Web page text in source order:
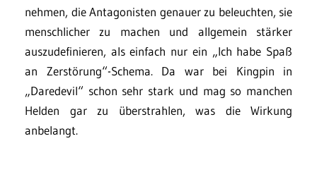
nehmen, die Antagonisten genauer zu beleuchten, sie
menschlicher zu machen und allgemein stärker
auszudefinieren, als einfach nur ein „Ich habe Spaß
an Zerstörung“-Schema. Da war bei Kingpin in
„Daredevil“ schon sehr stark und mag so manchen
Helden gar zu überstrahlen, was die Wirkung
anbelangt.